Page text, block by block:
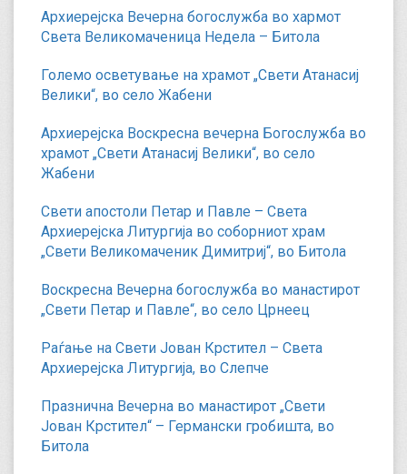
Архиерејска Вечерна богослужба во хармот
Света Великомаченица Недела – Битола
Големо осветување на храмот „Свети Атанасиј
Велики“, во село Жабени
Архиерејска Воскресна вечерна Богослужба во
храмот „Свети Атанасиј Велики“, во село
Жабени
Свети апостоли Петар и Павле – Света
Архиерејска Литургија во соборниот храм
„Свети Великомаченик Димитриј“, во Битола
Воскресна Вечерна богослужба во манастирот
„Свети Петар и Павле“, во село Црнеец
Раѓање на Свети Јован Крстител – Света
Архиерејска Литургија, во Слепче
Празнична Вечерна во манастирот „Свети
Јован Крстител“ – Германски гробишта, во
Битола